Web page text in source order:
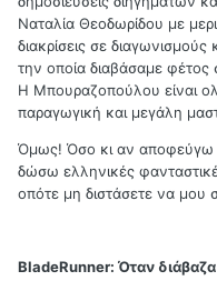
Ναταλία Θεοδωρίδου με
διακρίσεις σε
την οποία διαβάσαμε
Η Μπουραζοπούλου είναι
παραγωγική και μεγάλη
Όμως! Όσο κι αν αποφεύγω
δώσω ελληνικές
οπότε μη διστάσετε να μου
BladeRunner: Όταν